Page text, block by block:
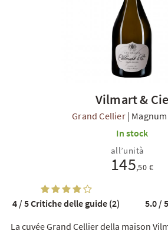
Vilmart & Cie
Grand Cellier|
In stock
La cuvée Grand Cellier della maison
all’unità
145,50 €
4 / 5Critiche delle guide (2) 5.0 / 5